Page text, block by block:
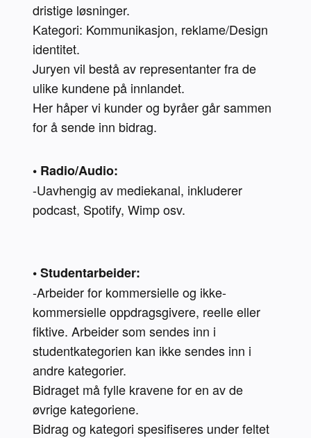
dristige løsninger.
Kategori: Kommunikasjon, reklame/Design
identitet.
Juryen vil bestå av representanter fra de
ulike kundene på innlandet.
Her håper vi kunder og byråer går sammen
for å sende inn bidrag.
• Radio/Audio:
-Uavhengig av mediekanal, inkluderer
podcast, Spotify, Wimp osv.
• Studentarbeider:
-Arbeider for kommersielle og ikke-
kommersielle oppdragsgivere, reelle eller
fiktive. Arbeider som sendes inn i
studentkategorien kan ikke sendes inn i
andre kategorier.
Bidraget må fylle kravene for en av de
øvrige kategoriene.
Bidrag og kategori spesifiseres under feltet